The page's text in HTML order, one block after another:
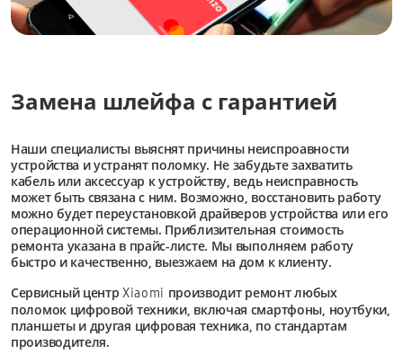
Замена шлейфа с гарантией
Наши специалисты выяснят причины неиспроавности
устройства и устранят поломку. Не забудьте захватить
кабель или аксессуар к устройству, ведь неисправность
может быть связана с ним. Возможно, восстановить работу
можно будет переустановкой драйверов устройства или его
операционной системы. Приблизительная стоимость
ремонта указана в прайс-листе. Мы выполняем работу
быстро и качественно, выезжаем на дом к клиенту.
Сервисный центрXiaomi производит ремонт любых
поломок цифровой техники, включая смартфоны, ноутбуки,
планшеты и другая цифровая техника, по стандартам
производителя.